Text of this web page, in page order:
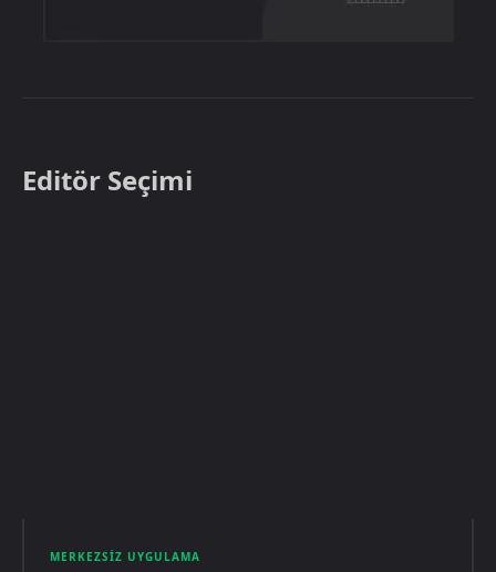
Editör Seçimi
MERKEZSIZ UYGULAMA